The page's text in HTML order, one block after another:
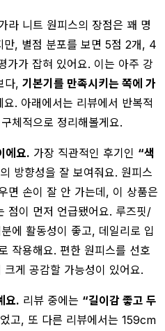
라 니트 원피스의 장점은 꽤 명
만, 별점 분포를 보면 5점 2개, 4
가가 잡혀 있어요. 이는 아주 강
다, 기본기를 만족시키는 쪽에 가
. 아래에서는 리뷰에서 반복적
체적으로 정리해볼게요.
에요. 가장 직관적인 후기인 “색
방향성을 잘 보여줘요. 원피스
면 손이 잘 안 가는데, 이 상품은
점이 먼저 언급됐어요. 루즈핏/
에 활동성이 좋고, 데일리로 입
작용해요. 편한 원피스를 선호
게 공감할 가능성이 있어요.
요. 리뷰 중에는 “길이감 좋고 두
고, 또 다른 리뷰에서는 159cm